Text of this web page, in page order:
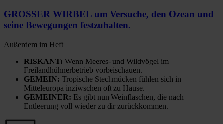
GROSSER WIRBEL um Versuche, den Ozean und
seine Bewegungen festzuhalten.
Außerdem im Heft
RISKANT: Wenn Meeres- und Wildvögel im
Freilandhühnerbetrieb vorbeischauen.
GEMEIN: Tropische Stechmücken fühlen sich in
Mitteleuropa inziwschen oft zu Hause.
GEMEINER: Es gibt nun Weinflaschen, die nach
Entleerung voll wieder zu dir zurückkommen.